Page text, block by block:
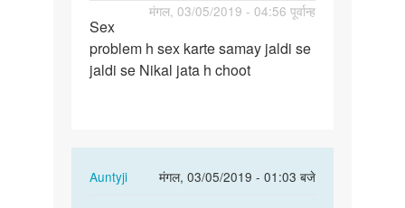
मंगल, 03/05/2019 - 04:56 पूर्वान्ह
Sex
problem
h
Sex
problem h sex karte samay jaldi se
jaldi se Nikal jata h choot
Auntyji
मंगल, 03/05/2019 - 01:03 बजे
In